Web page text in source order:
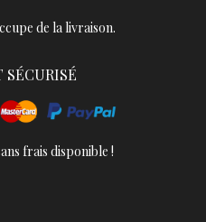
de la livraison.
SÉCURISÉ
frais disponible !